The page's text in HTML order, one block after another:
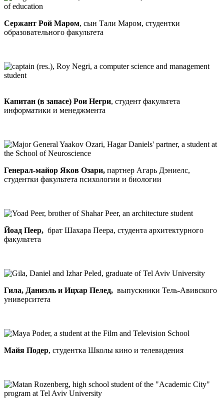
Сержант Рой Маром, сын Тали Маром, студентки
образовательного факультета
Капитан (в запасе) Рои Негри, студент факультета
информатики и менеджмента
Генерал-майор Яков Озари, партнер Агарь Дэниелс,
студентки факультета психологии и биологии
Йоад Пеер, брат Шахара Пеера, студента архитектурного
факультета
Гила, Даниэль и Ицхар Пелед, выпускники Тель-Авивского
университета
Майя Подер, студентка Школы кино и телевидения